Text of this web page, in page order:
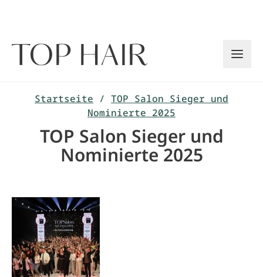
Startseite / TOP Salon Sieger und
Nominierte 2025
TOP Salon Sieger und
Nominierte 2025